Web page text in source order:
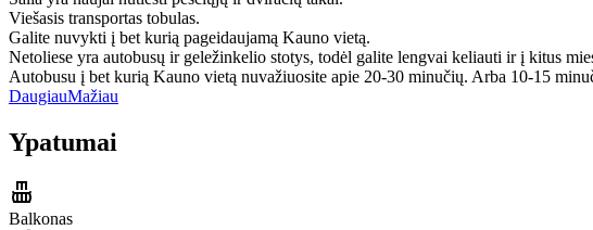
Viešasis transportas tobulas.
Galite nuvykti į bet kurią pageidaujamą Kauno vietą.
Netoliese yra autobusų ir geležinkelio stotys, todėl galite lengvai keliauti ir į kitus
Autobusu į bet kurią Kauno vietą nuvažiuosite apie 20-30 minučių. Arba 10-15
DaugiauMažiau
Ypatumai
Balkonas